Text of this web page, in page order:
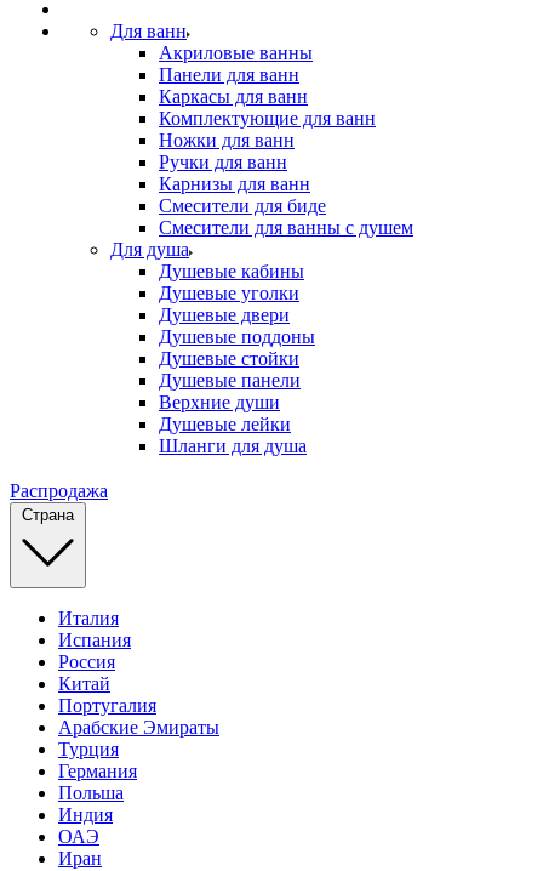
Для ванн
Акриловые ванны
Панели для ванн
Каркасы для ванн
Комплектующие для ванн
Ножки для ванн
Ручки для ванн
Карнизы для ванн
Смесители для биде
Смесители для ванны с душем
Для душа
Душевые кабины
Душевые уголки
Душевые двери
Душевые поддоны
Душевые стойки
Душевые панели
Верхние души
Душевые лейки
Шланги для душа
Распродажа
Страна
Италия
Испания
Россия
Китай
Португалия
Арабские Эмираты
Турция
Германия
Польша
Индия
ОАЭ
Иран